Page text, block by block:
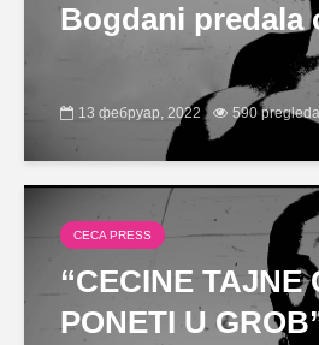
Bogdani predala
13 фебруар, 2022 590 pregleda
CECA PRESS
“CECINE TAJNE
PONETI U